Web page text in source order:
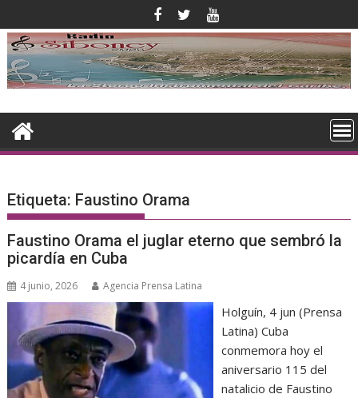
al
contenido
Etiqueta: Faustino Orama
Faustino Orama el juglar eterno que sembró la
picardía en Cuba
4 junio, 2026 Agencia Prensa Latina
Holguín, 4 jun (Prensa
Latina) Cuba
conmemora hoy el
aniversario 115 del
natalicio de Faustino